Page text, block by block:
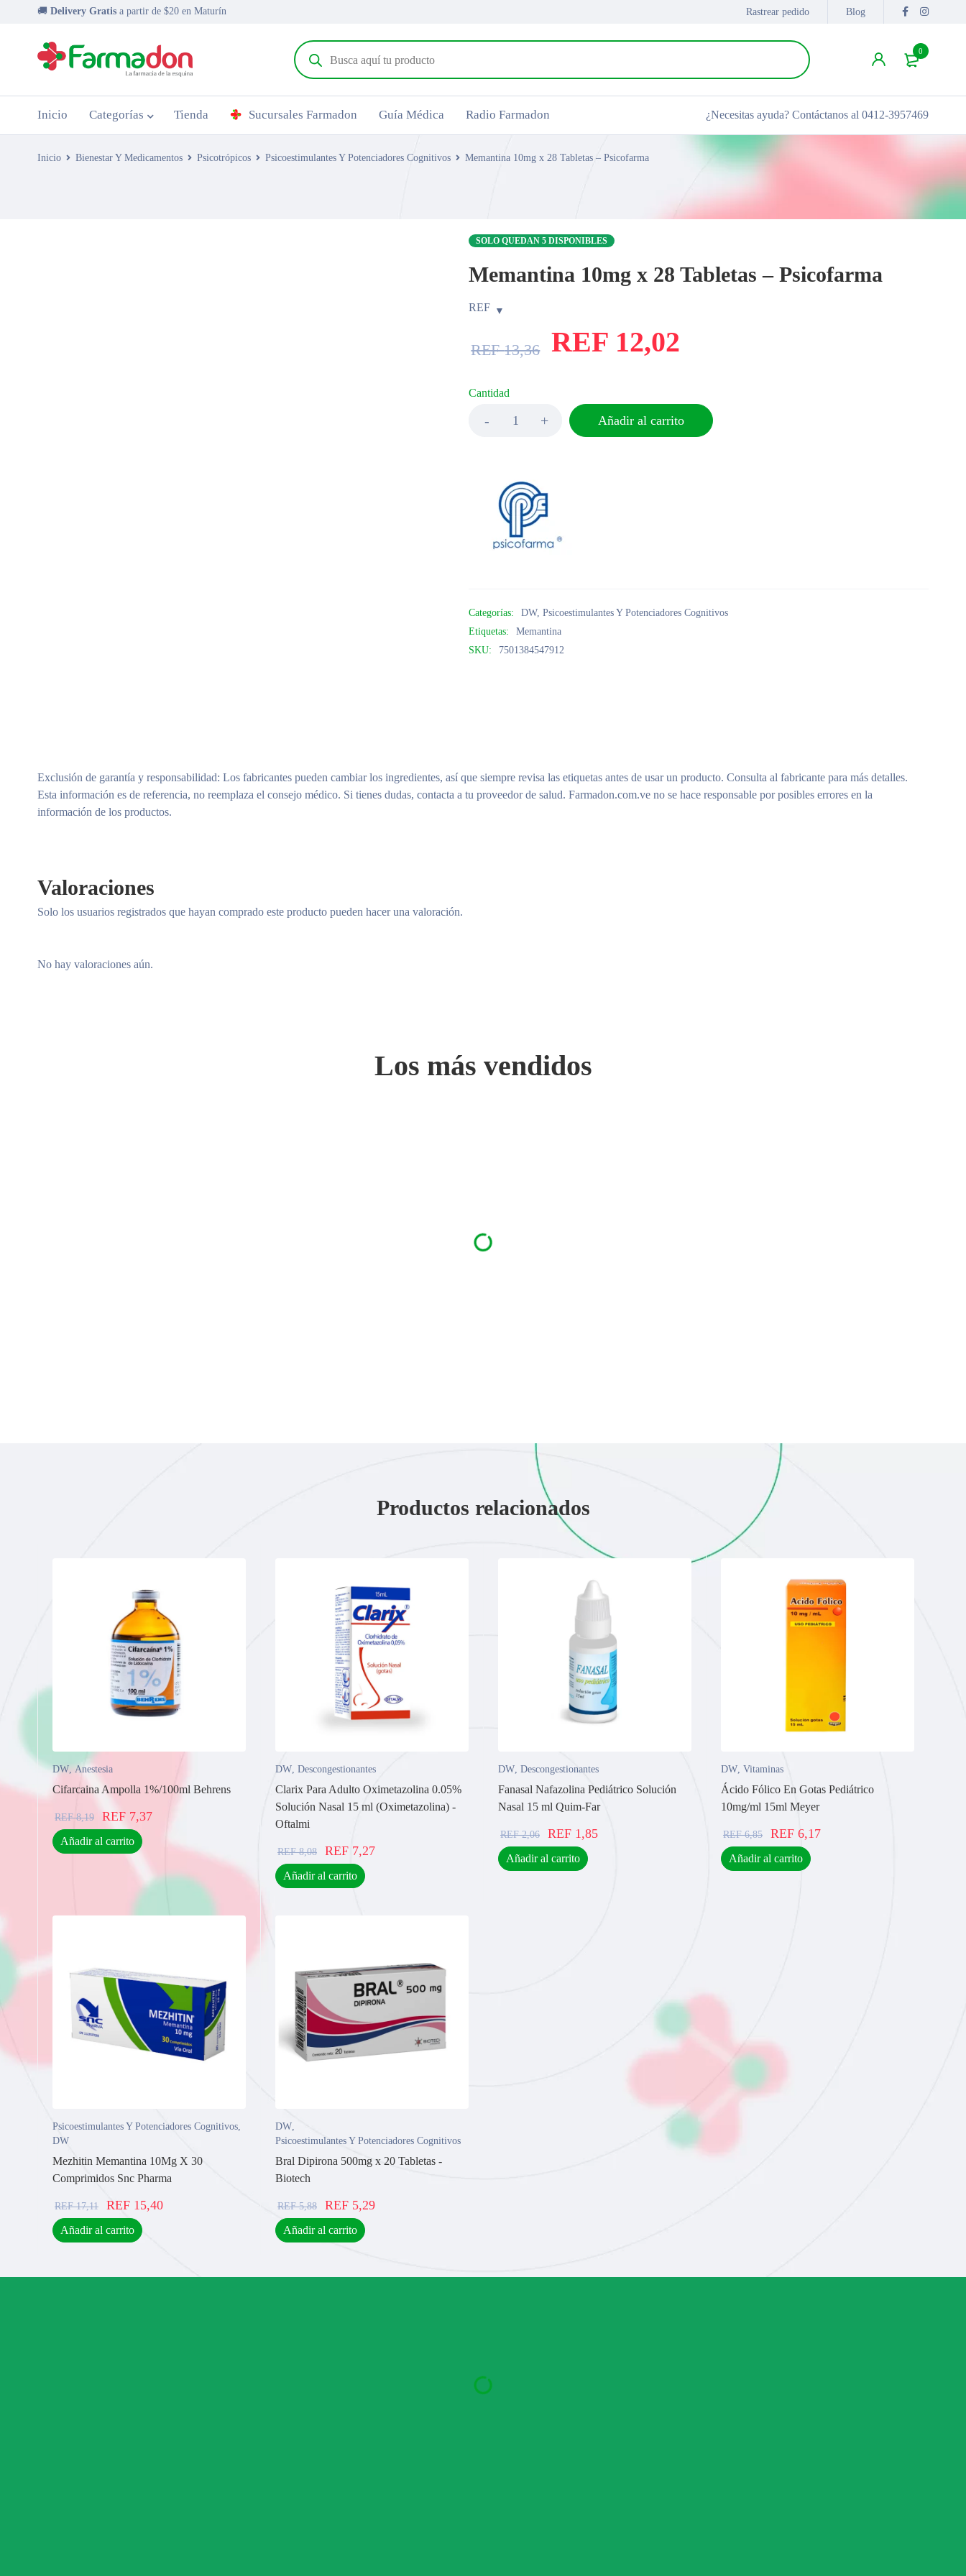
🚚 Delivery Gratis a partir de $20 en Maturín Rastrear pedido Blog
0
Inicio Categorías Tienda Sucursales Farmadon Guía Médica Radio Farmadon ¿Necesitas ayuda? Contáctanos al 0412-3957469
Inicio Bienestar Y Medicamentos Psicotrópicos Psicoestimulantes Y Potenciadores Cognitivos Memantina 10mg x 28 Tabletas – Psicofarma
SOLO QUEDAN 5 DISPONIBLES
Memantina 10mg x 28 Tabletas – Psicofarma
REF
REF13,36 REF 12,02
Cantidad
Añadir al carrito
Categorías: DW,Psicoestimulantes Y Potenciadores Cognitivos
Etiquetas:
Memantina
SKU:
7501384547912
Exclusión de garantía y responsabilidad: Los fabricantes pueden cambiar los ingredientes, así que siempre revisa las etiquetas antes de usar un producto. Consulta al fabricante para más detalles.
Esta información es de referencia, no reemplaza el consejo médico. Si tienes dudas, contacta a tu proveedor de salud. Farmadon.com.ve no se hace responsable por posibles errores en la
información de los productos.
Valoraciones
No hay valoraciones aún.
Solo los usuarios registrados que hayan comprado este producto pueden hacer una valoración.
Los más vendidos
Productos relacionados
DW,Anestesia
Cifarcaina Ampolla 1%/100ml Behrens
REF8,19 REF 7,37
Añadir al carrito
DW, Descongestionantes
Clarix Para Adulto Oximetazolina 0.05%
Solución Nasal 15 ml (Oximetazolina) -
Oftalmi
REF8,08 REF 7,27
Añadir al carrito
DW, Descongestionantes
Fanasal Nafazolina Pediátrico Solución
Nasal 15 ml Quim-Far
REF2,06 REF 1,85
Añadir al carrito
DW, Vitaminas
Ácido Fólico En Gotas Pediátrico
10mg/ml 15ml Meyer
REF6,85 REF 6,17
Añadir al carrito
Psicoestimulantes Y Potenciadores Cognitivos,
DW
Mezhitin Memantina 10Mg X 30
Comprimidos Snc Pharma
REF17,11 REF 15,40
Añadir al carrito
DW,
Psicoestimulantes Y Potenciadores Cognitivos
Bral Dipirona 500mg x 20 Tabletas -
Biotech
REF5,88 REF 5,29
Añadir al carrito